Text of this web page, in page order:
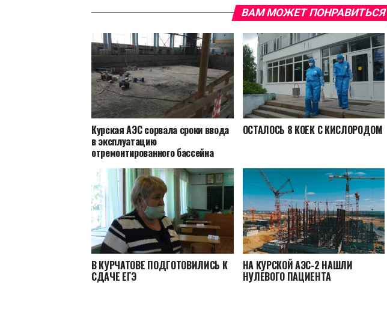
ВАМ МОЖЕТ ПОНРАВИТЬСЯ
Курская АЭС сорвала сроки ввода
в эксплуатацию
отремонтированного бассейна
ОСТАЛОСЬ 8 КОЕК С КИСЛОРОДОМ
В КУРЧАТОВЕ ПОДГОТОВИЛИСЬ К
СДАЧЕ ЕГЭ
НА КУРСКОЙ АЭС-2 НАШЛИ
НУЛЕВОГО ПАЦИЕНТА